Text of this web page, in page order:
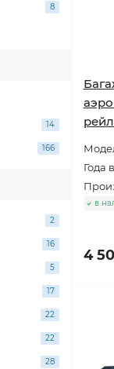
8
14
166
2
16
5
17
22
22
28
Года
в
4